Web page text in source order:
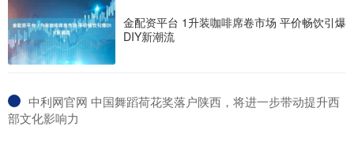
金配资平台 1升装咖啡席卷市场 平价畅饮引爆
DIY新潮流
​中利网官网 中国舞蹈荷花奖落户陕西，将进一步带动提升西
部文化影响力